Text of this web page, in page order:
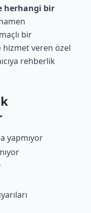
herhangi bir
bir
veren özel
rehberlik
yapmıyor